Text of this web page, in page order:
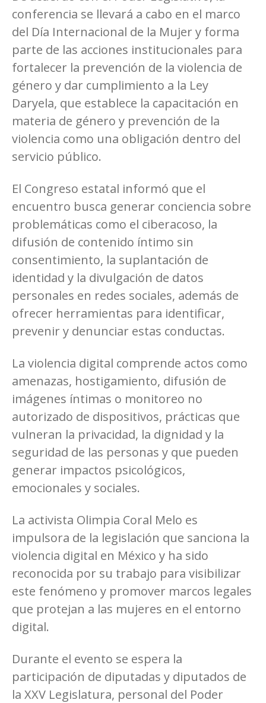
conferencia se llevará a cabo en el marco
del Día Internacional de la Mujer y forma
parte de las acciones institucionales para
fortalecer la prevención de la violencia de
género y dar cumplimiento a la Ley
Daryela, que establece la capacitación en
materia de género y prevención de la
violencia como una obligación dentro del
servicio público.
El Congreso estatal informó que el
encuentro busca generar conciencia sobre
problemáticas como el ciberacoso, la
difusión de contenido íntimo sin
consentimiento, la suplantación de
identidad y la divulgación de datos
personales en redes sociales, además de
ofrecer herramientas para identificar,
prevenir y denunciar estas conductas.
La violencia digital comprende actos como
amenazas, hostigamiento, difusión de
imágenes íntimas o monitoreo no
autorizado de dispositivos, prácticas que
vulneran la privacidad, la dignidad y la
seguridad de las personas y que pueden
generar impactos psicológicos,
emocionales y sociales.
La activista Olimpia Coral Melo es
impulsora de la legislación que sanciona la
violencia digital en México y ha sido
reconocida por su trabajo para visibilizar
este fenómeno y promover marcos legales
que protejan a las mujeres en el entorno
digital.
Durante el evento se espera la
participación de diputadas y diputados de
la XXV Legislatura, personal del Poder